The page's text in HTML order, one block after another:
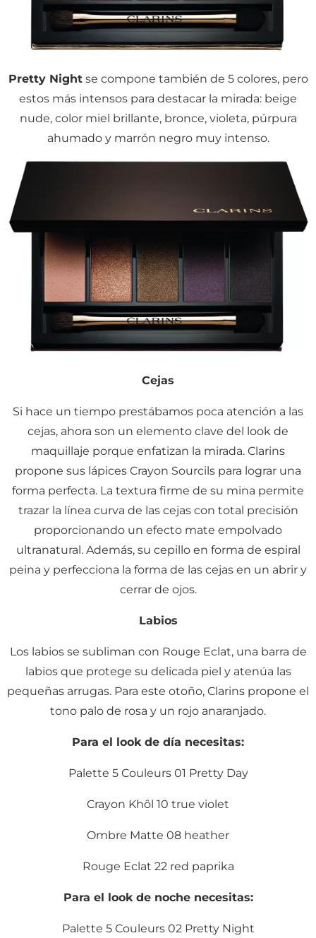
Pretty Nightse compone también de 5 colores, pero
estos más intensos para destacar la mirada: beige
nude, color miel brillante, bronce, violeta, púrpura
ahumado y marrón negro muy intenso.
Cejas
Si hace un tiempo prestábamos poca atención a las
cejas, ahora son un elemento clave del look de
maquillaje porque enfatizan la mirada. Clarins
propone sus lápices Crayon Sourcils para lograr una
forma perfecta. La textura firme de su mina permite
trazar la línea curva de las cejas con total precisión
proporcionando un efecto mate empolvado
ultranatural. Además, su cepillo en forma de espiral
peina y perfecciona la forma de las cejas en un abrir y
cerrar de ojos.
Labios
Los labios se subliman con Rouge Eclat, una barra de
labios que protege su delicada piel y atenúa las
pequeñas arrugas. Para este otoño, Clarins propone el
tono palo de rosa y un rojo anaranjado.
Para el look de día necesitas:
Palette 5 Couleurs 01 Pretty Day
Crayon Khôl 10 true violet
Ombre Matte 08 heather
Rouge Eclat 22 red paprika
Para el look de noche necesitas:
Palette 5 Couleurs 02 Pretty Night